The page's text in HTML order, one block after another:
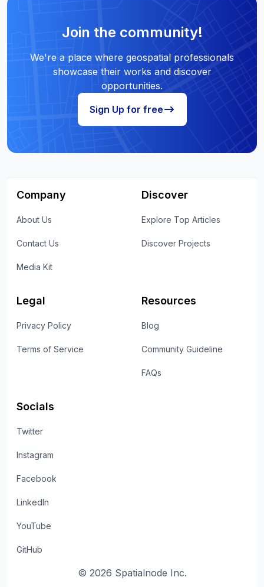
Join the community!
We're a place where geospatial professionals
showcase their works and discover
opportunities.
Sign Up for free
Company
About Us
Contact Us
Media Kit
Discover
Explore Top Articles
Discover Projects
Legal
Privacy Policy
Terms of Service
Resources
Blog
Community Guideline
FAQs
Socials
Twitter
Instagram
Facebook
LinkedIn
YouTube
GitHub
© 2026 Spatialnode Inc.